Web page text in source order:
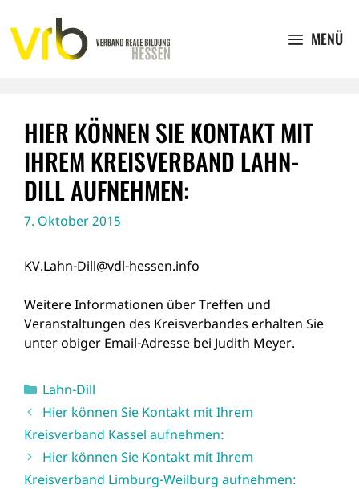
Inhalt
springen
MENÜ
HIER KÖNNEN SIE KONTAKT MIT
IHREM KREISVERBAND LAHN-
DILL AUFNEHMEN:
7. Oktober 2015
KV.Lahn-Dill@vdl-hessen.info
Weitere Informationen über Treffen und
Veranstaltungen des Kreisverbandes erhalten Sie
unter obiger Email-Adresse bei Judith Meyer.
Kategorien
Lahn-Dill
Hier können Sie Kontakt mit Ihrem
Kreisverband Kassel aufnehmen:
Hier können Sie Kontakt mit Ihrem
Kreisverband Limburg-Weilburg aufnehmen: